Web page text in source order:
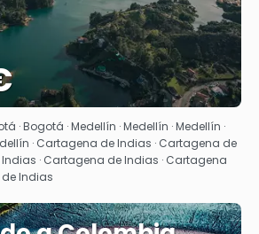
Ver
· Bogotá · Medellín · Medellín · Medellín ·
· Cartagena de Indias · Cartagena de
· Cartagena de Indias · Cartagena
Indias